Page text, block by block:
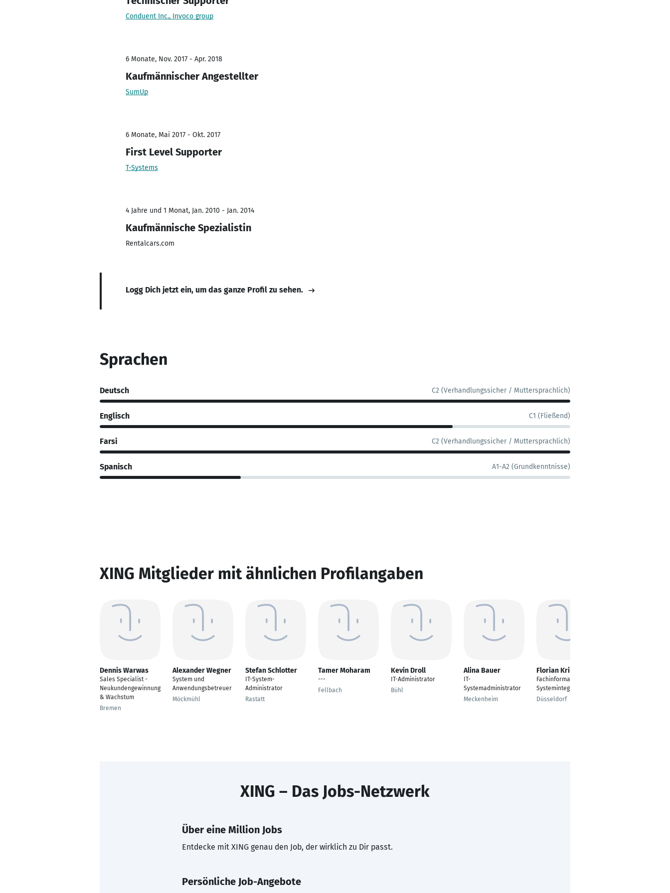
Conduent Inc., Invoco group
6 Monate, Nov. 2017 - Apr. 2018
Kaufmännischer Angestellter
SumUp
6 Monate, Mai 2017 - Okt. 2017
First Level Supporter
T-Systems
4 Jahre und 1 Monat, Jan. 2010 - Jan. 2014
Kaufmännische Spezialistin
Rentalcars.com
Logg Dich jetzt ein, um das ganze Profil zu sehen.
Sprachen
Deutsch C2 (Verhandlungssicher / Muttersprachlich)
Englisch C1 (Fließend)
Farsi C2 (Verhandlungssicher / Muttersprachlich)
Spanisch A1-A2 (Grundkenntnisse)
XING Mitglieder mit ähnlichen Profilangaben
Dennis Warwas
Sales Specialist -
Neukundengewinnung
& Wachstum
Bremen
Alexander Wegner
System und
Anwendungsbetreuer
Möckmühl
Stefan Schlotter
IT-System-
Administrator
Rastatt
Tamer Moharam
---
Fellbach
Kevin Droll
IT-Administrator
Bühl
Alina Bauer
IT-
Systemadministrator
Meckenheim
Florian Krings
Fachinformatiker für
Systemintegration
Düsseldorf
XING – Das Jobs-Netzwerk
Über eine Million Jobs
Entdecke mit XING genau den Job, der wirklich zu Dir passt.
Persönliche Job-Angebote